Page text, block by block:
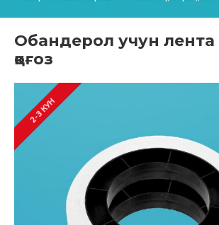
Обандерол учун
қоғоз
2-3 КУН